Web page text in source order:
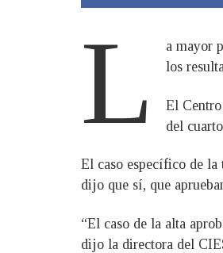
L
a mayor
los
El
del
El caso específico de la
dijo que sí, que
“El caso de la alta
dijo la directora del